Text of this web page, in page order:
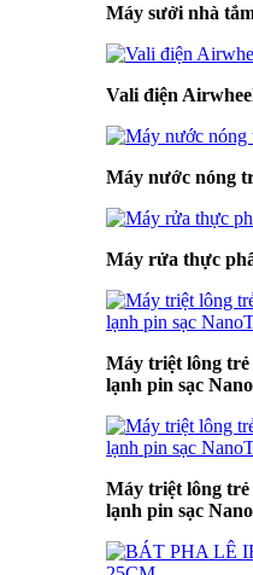
Máy sưởi nhà
Vali điện
Máy nước nóng
Máy rửa thực
Máy triệt lông trẻ
lạnh pin sạc
Máy triệt lông trẻ
lạnh pin sạc